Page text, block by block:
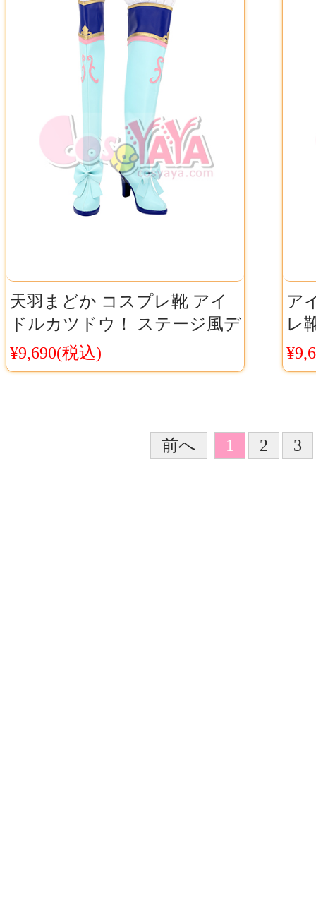
天羽まどか コスプレ靴 アイ
ドルカツドウ！ ステージ風デ
ザイン再現 コスチューム用シ
ューズCosyaya通販 送料無料
¥9,690(税込)
ア
レ
対
ツ
前へ 1 2 3